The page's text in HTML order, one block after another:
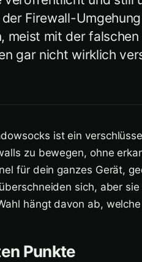
Firewall-
meist mit der
gar nicht wirklich
ist ein
zu bewegen, ohne
für dein ganzes Gerät,
sich, aber
hängt davon ab,
Punkte